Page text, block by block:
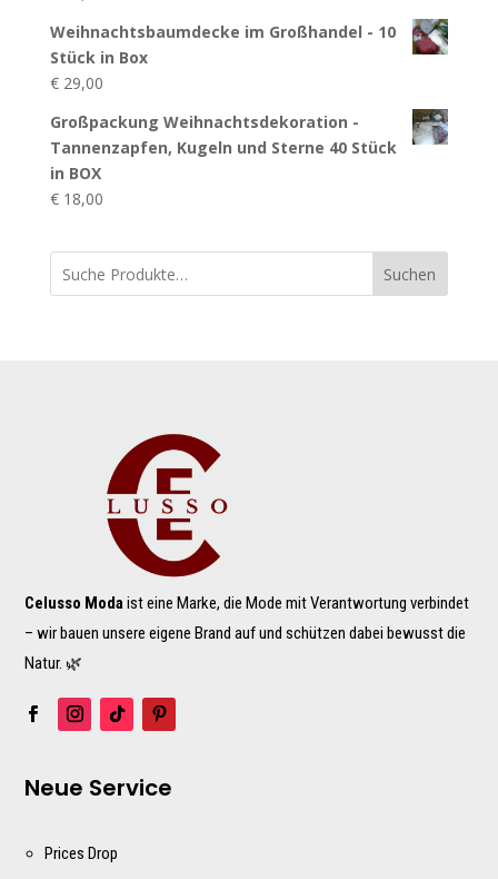
Weihnachtsbaumdecke im Großhandel - 10
Stück in Box
€29,00
Großpackung Weihnachtsdekoration -
Tannenzapfen, Kugeln und Sterne 40 Stück
in BOX
€18,00
Suchen
Celusso Modaist eine Marke, die Mode mit Verantwortung verbindet
– wir bauen unsere eigene Brand auf und schützen dabei bewusst die
Natur. 🌿
Neue Service
Prices Drop